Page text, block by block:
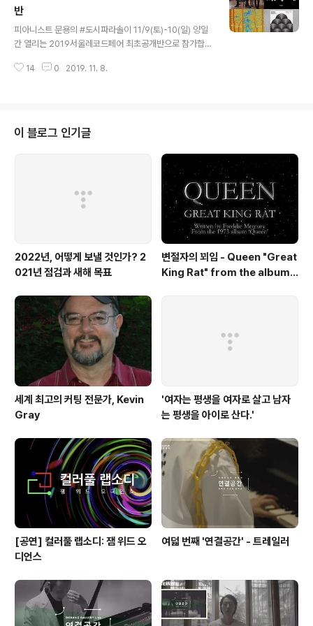
p://omn.kr/1lk6s ] 피아니스트 문용이 수많은 '도시방랑
자'에게 건네는 위로 [인터뷰] 피아니스트 문용, 지난 9월
세 번째 앨범 star.ohmynews.com 매너를 유지하면서
태호 기자님께 감사의..
반
피아니스트 문용의 #도시파라솔이 11/9(토)-10(일) 양일
간 열리는 2019서울레코드페어 최초공개반으로 참가합니
초공개반 부스에서 #도시파라솔 CD버전을 만나보실 수
2019 서울레코드페어 3 (총 33종의 앨범을 가나다 순으
로 소개해 드립니다.) _ 금요일에는 올해 공연과 사인회 일
정도 알려드릴 예정입니다. 한정반 및 최초공개반은 SNS
공개가 끝난 이후 홈페이지와 서울레코드페어 소개 포스트
에서 한 눈에 확인하실 수 있습니다 _ 09 레이어스_Layer
14 0 2019. 11. 8.
이 블로그 인기글
2022년, 어떻게 보낼 것인가? 2
021년 점검과 새해 목표
변절자의 꾀임 - Queen "Great
King Rat" from the album
세계 최고의 커팅 전문가, Kevin
Gray
'여자는 평생을 여자로 살고 남자
는 평생을 아이로 산다.'
[공연] 컬러풀 랩소디: 잼 위드 오
디언스
여덟 번째 '연결공간' - 트레일러